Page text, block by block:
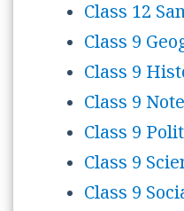
Class 12
Class 9
Class 9
Class 9
Class 9
Class 9
Class 9